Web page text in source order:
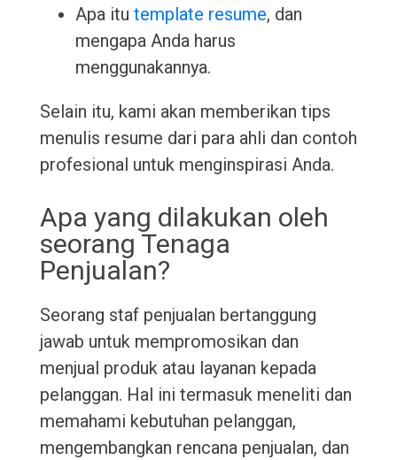
Apa itu template resume, dan
mengapa Anda harus
menggunakannya.
Selain itu, kami akan memberikan tips
menulis resume dari para ahli dan contoh
profesional untuk menginspirasi Anda.
Apa yang dilakukan oleh
seorang Tenaga
Penjualan?
Seorang staf penjualan bertanggung
jawab untuk mempromosikan dan
menjual produk atau layanan kepada
pelanggan. Hal ini termasuk meneliti dan
memahami kebutuhan pelanggan,
mengembangkan rencana penjualan, dan